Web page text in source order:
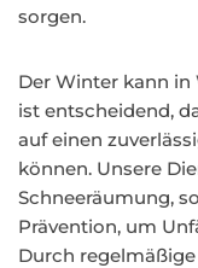
sorgen.
Der Winter kann
ist entscheidend,
auf einen
können. Unsere
Schneeräumung,
Prävention, um
Durch